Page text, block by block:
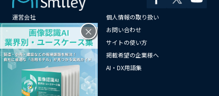
運営会社
個人情報の取り扱い
よくある質問
お問い合わせ
メールマガジン登録
サイトの使い方
情報提供はこちらから
掲載希望の企業様へ
AI企業一覧
AI・DX用語集
サイトマップ
×